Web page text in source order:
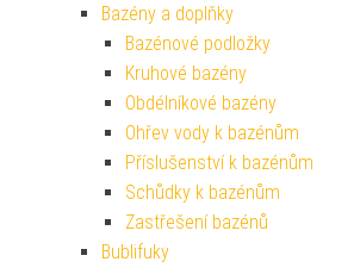
Bazény a doplňky
Bazénové podložky
Kruhové bazény
Obdélníkové bazény
Ohřev vody k bazénům
Příslušenství k bazénům
Schůdky k bazénům
Zastřešení bazénů
Bublifuky